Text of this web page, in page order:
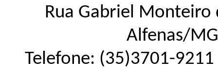
Rua Gabriel Monteiro
Alfenas/MG
Telefone: (35)3701-9211